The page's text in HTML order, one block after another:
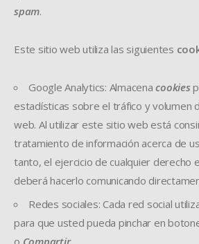
spam.
Este sitio web utiliza las siguientes
Google Analytics: Almacenacookies
estadísticas sobre el tráfico y volumen
web. Al utilizar este sitio web está
tratamiento de información acerca de
tanto, el ejercicio de cualquier derecho
deberá hacerlo comunicando
Redes sociales: Cada red social
para que usted pueda pinchar en
o Compartir.